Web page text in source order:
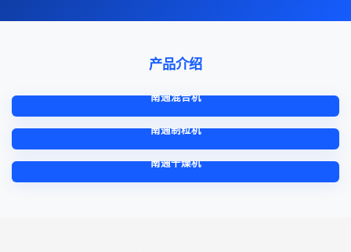
产品介绍
南通混合机
南通制粒机
南通干燥机